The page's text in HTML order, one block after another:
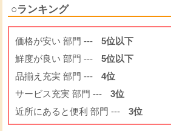
○ランキング
価格が安い 部門 ---
5位以下
鮮度が良い 部門 ---
5位以下
品揃え充実 部門 ---
4位
サービス充実 部門 ---
3位
近所にあると便利 部門 ---
3位